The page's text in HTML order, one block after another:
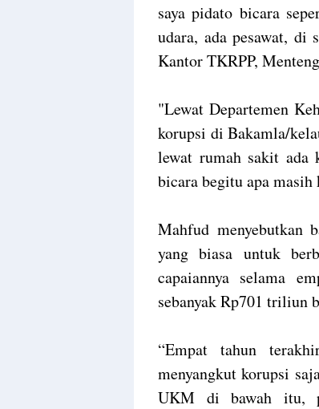
saya pidato bicara
udara, ada pesawat, di
Kantor TKRPP,
"Lewat Departemen
korupsi di Bakamla/
lewat rumah sakit ada
bicara begitu apa masih
Mahfud menyebutkan
yang biasa untuk
capaiannya selama
sebanyak Rp701 triliun
“Empat tahun
menyangkut korupsi
UKM di bawah itu,